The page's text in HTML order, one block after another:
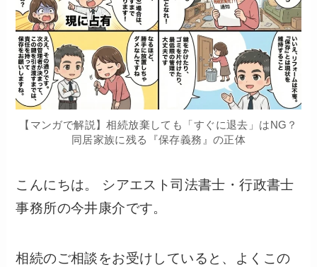
【マンガで解説】相続放棄しても「すぐに退去」はNG？
同居家族に残る『保存義務』の正体
こんにちは。 シアエスト司法書士・行政書士
事務所の今井康介です。
相続のご相談をお受けしていると、よくこの